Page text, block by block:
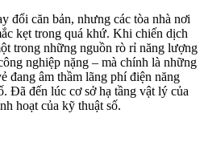
đổi căn bản, nhưng các tòa nhà nơi
kẹt trong quá khứ. Khi chiến dịch
trong những nguồn rò rỉ năng lượng
nghiệp nặng – mà chính là những
đang âm thầm lãng phí điện năng
Đã đến lúc cơ sở hạ tầng vật lý của
hoạt của kỹ thuật số.